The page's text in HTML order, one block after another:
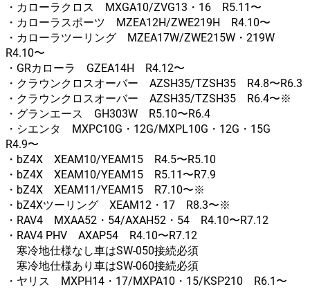
・カローラクロス MXGA10/ZVG13・16 R5.11〜
・カローラスポーツ MZEA12H/ZWE219H R4.10〜
・カローラツーリング MZEA17W/ZWE215W・219W
R4.10〜
・GRカローラ GZEA14H R4.12〜
・クラウンクロスオーバー AZSH35/TZSH35 R4.8〜R6.3
・クラウンクロスオーバー AZSH35/TZSH35 R6.4〜※
・グランエース GH303W R5.10〜R6.4
・シエンタ MXPC10G・12G/MXPL10G・12G・15G
R4.9〜
・bZ4X XEAM10/YEAM15 R4.5〜R5.10
・bZ4X XEAM10/YEAM15 R5.11〜R7.9
・bZ4X XEAM11/YEAM15 R7.10〜※
・bZ4Xツーリング XEAM12・17 R8.3〜※
・RAV4 MXAA52・54/AXAH52・54 R4.10〜R7.12
・RAV4 PHV AXAP54 R4.10〜R7.12
寒冷地仕様なし車はSW-050接続必須
寒冷地仕様あり車はSW-060接続必須
・ヤリス MXPH14・17/MXPA10・15/KSP210 R6.1〜